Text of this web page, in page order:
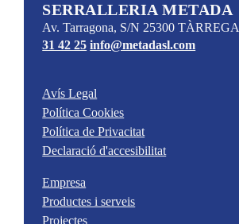
SERRALLERIA METADA
Av. Tarragona, S/N 25300 TÀRREGA
31 42 25 info@metadasl.com
Avís Legal
Política Cookies
Política de Privacitat
Declaració d'accesibilitat
Empresa
Productes i serveis
Projectes